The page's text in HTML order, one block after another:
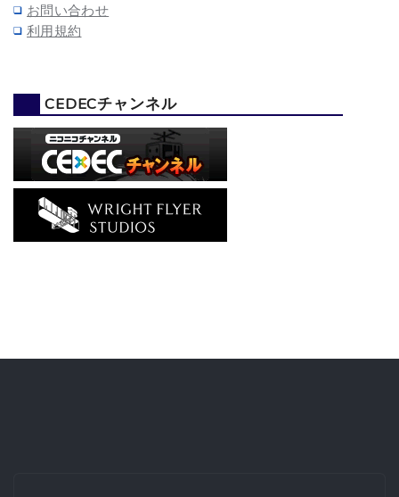
お問い合わせ
利用規約
CEDECチャンネル